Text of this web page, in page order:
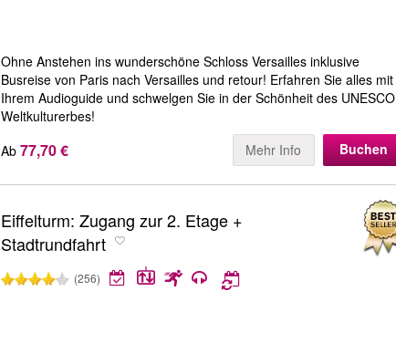
Ohne Anstehen ins wunderschöne Schloss Versailles inklusive
Busreise von Paris nach Versailles und retour! Erfahren Sie alles mit
Ihrem Audioguide und schwelgen Sie in der Schönheit des UNESCO
Weltkulturerbes!
Ab 77,70 € Mehr Info Buchen
Eiffelturm: Zugang zur 2. Etage +
Stadtrundfahrt
(256)